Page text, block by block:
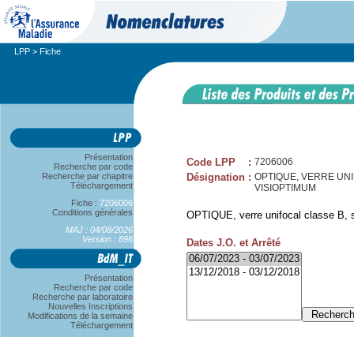
LPP > Fiche
Présentation
Recherche par code
Recherche par chapitre
Téléchargement
Fiche : 7206006
Conditions générales
MAJ : 04/08/2026
Version : 896
Présentation
Recherche par code
Recherche par laboratoire
Nouvelles Inscriptions
Modifications de la semaine
Téléchargement
Code LPP : 7206006
Désignation : OPTIQUE, VERRE
VISIOPTIMUM
OPTIQUE, verre unifocal classe B,
Dates J.O. et Arrêté